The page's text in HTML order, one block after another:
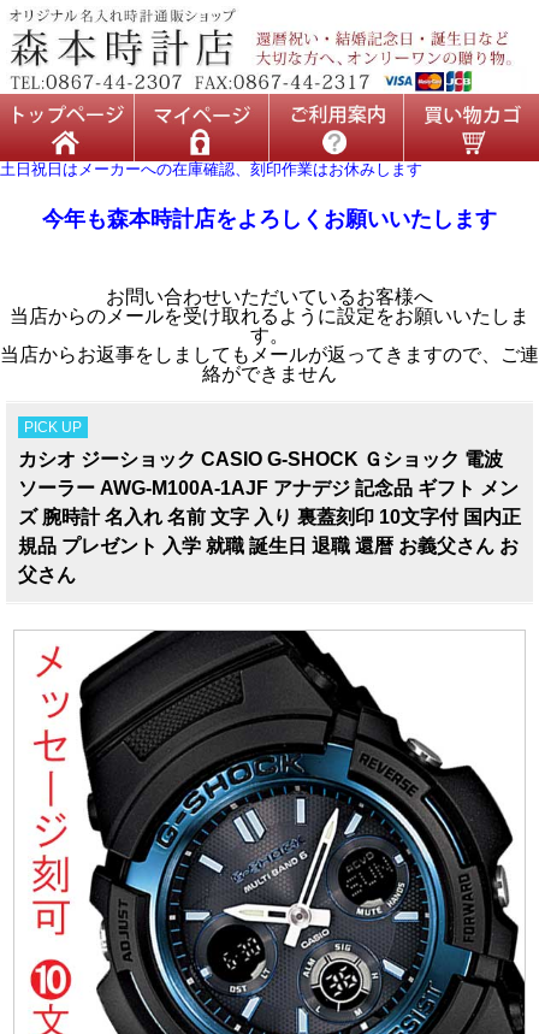
土日祝日はメーカーへの在庫確認、刻印作業はお休みします
今年も森本時計店をよろしくお願いいたします
お問い合わせいただいているお客様へ
当店からのメールを受け取れるように設定をお願いいたしま
す。
当店からお返事をしましてもメールが返ってきますので、ご連
絡ができません
PICK UP
カシオ ジーショック CASIO G-SHOCK Ｇショック 電波
ソーラー AWG-M100A-1AJF アナデジ 記念品 ギフト メン
ズ 腕時計 名入れ 名前 文字 入り 裏蓋刻印 10文字付 国内正
規品 プレゼント 入学 就職 誕生日 退職 還暦 お義父さん お
父さん